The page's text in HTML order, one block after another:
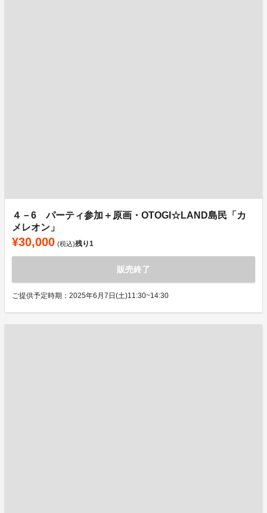
４－6 パーティ参加＋原画・OTOGI☆LAND島民「カ
メレオン」
¥30,000 (税込)残り1
販売終了
ご提供予定時期：2025年6月7日(土)11:30~14:30